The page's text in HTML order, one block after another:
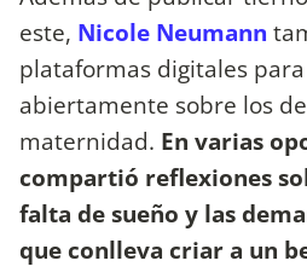
este, Nicole Neumann
plataformas digitales
abiertamente sobre los
maternidad. En varias
compartió reflexiones
falta de sueño y las
que conlleva criar a un